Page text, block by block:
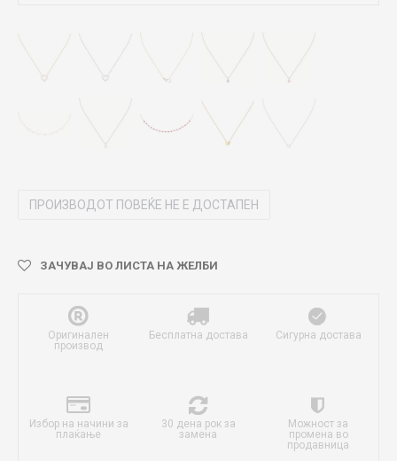
ПРОИЗВОДОТ ПОВЕЌЕ НЕ Е ДОСТАПЕН
ЗАЧУВАЈ ВО ЛИСТА НА ЖЕЛБИ
Оригинален
производ
Бесплатна достава Сигурна достава
Избор на начини за
плаќање
30 дена рок за
замена
Можност за
промена во
продавница